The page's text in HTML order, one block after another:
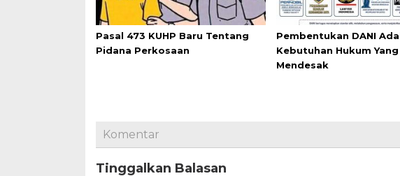
Pasal 473 KUHP Baru Tentang
Pidana Perkosaan
Pembentukan DANI
Kebutuhan Hukum Yang
Mendesak
Komentar
Tinggalkan Balasan